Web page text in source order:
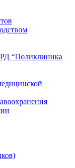
“Поликлиника